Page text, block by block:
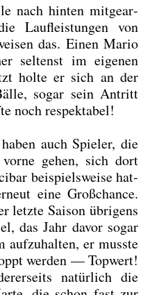
nach hin­ten mit­ge­ar­
Lauf­leis­tun­gen von
das. Einen Mario
sel­tenst im eige­nen
hol­te er sich an der
sogar sein Antritt
noch respek­ta­bel!
auch Spie­ler, die
gehen, sich dort
bei­spiels­wei­se hat­
eine Groß­chan­ce.
letz­te Sai­son übri­gens
das Jahr davor sogar
auf­zu­hal­ten, er muss­te
wer­den — Top­wert!
natür­lich die